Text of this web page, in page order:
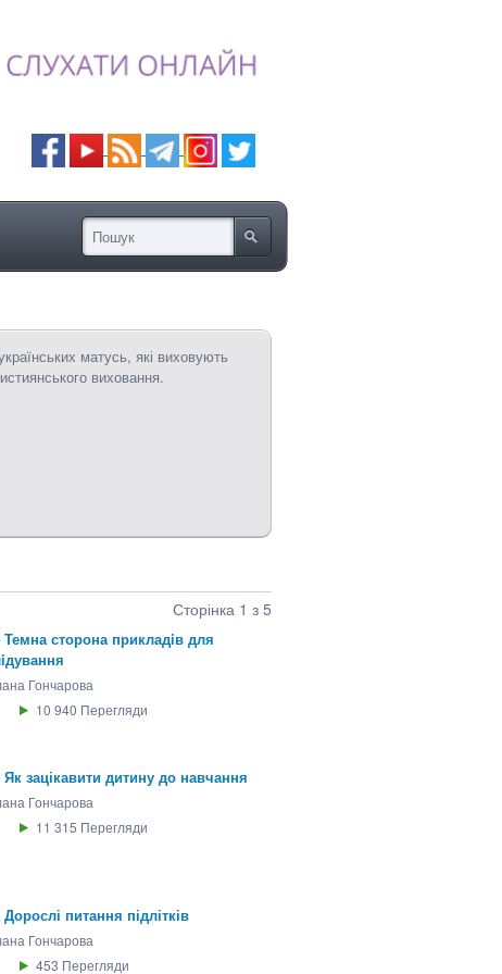
матусь, які виховують
виховання.
Сторінка 1 з 5
Темна сторона прикладiв для
Гончарова
10 940 Перегляди
Як зацікавити дитину до навчання
Гончарова
11 315 Перегляди
Дорослі питання підлітків
Гончарова
453 Перегляди